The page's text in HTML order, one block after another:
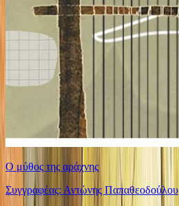
Ο μύθος της αράχνης
Συγγραφέας: Αντώνης Παπαθεοδούλου